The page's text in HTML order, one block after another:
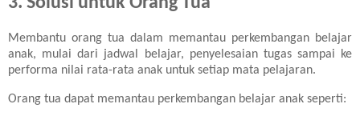
Membantu orang tua dalam memantau perkembangan belajar
anak, mulai dari jadwal belajar, penyelesaian tugas sampai ke
performa nilai rata-rata anak untuk setiap mata pelajaran.
Orang tua dapat memantau perkembangan belajar anak seperti: